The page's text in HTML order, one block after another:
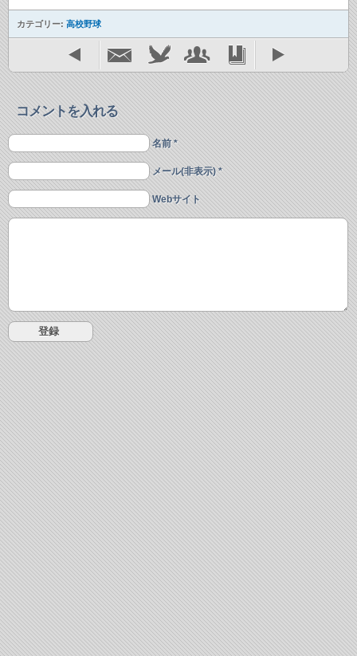
カテゴリー: 高校野球
コメントを入れる
名前 *
メール(非表示) *
Webサイト